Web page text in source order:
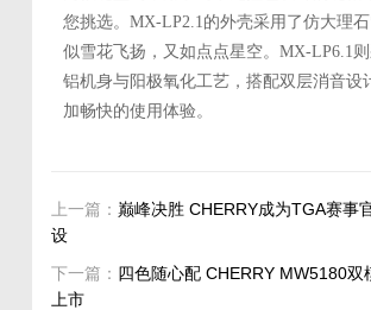
您挑选。MX-LP2.1的外壳采用了仿大理石
似雪花飞扬，又如点点星空。MX-LP6.1
铝机身与阳极氧化工艺，搭配双层消音设
加畅快的使用体验。
上一篇：巅峰决胜 CHERRY成为TGA赛事
设
下一篇： 四色随心配 CHERRY MW5180双
上市